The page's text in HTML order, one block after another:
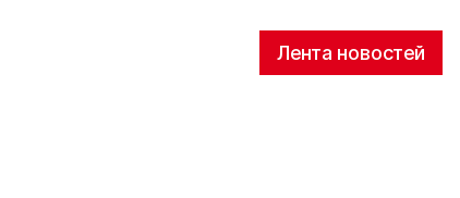
Лента новостей